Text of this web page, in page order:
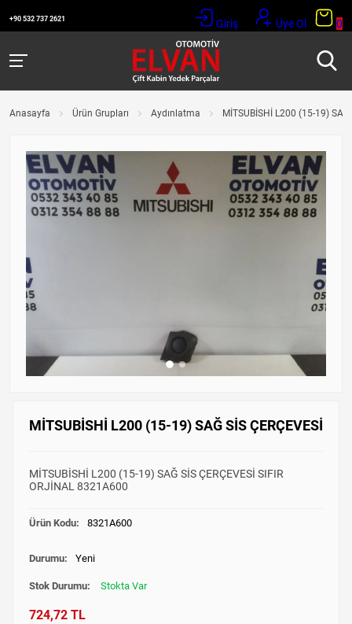
+90 532 737 2621 Giriş Üye Ol 0
Anasayfa Ürün Grupları Aydınlatma MİTSUBİSHİ L200 (15-19) SAĞ
MİTSUBİSHİ L200 (15-19) SAĞ SİS ÇERÇEVESİ
MİTSUBİSHİ L200 (15-19) SAĞ SİS ÇERÇEVESİ SIFIR
ORJİNAL 8321A600
Ürün Kodu: 8321A600
Durumu: Yeni
Stok Durumu: Stokta Var
724,72 TL